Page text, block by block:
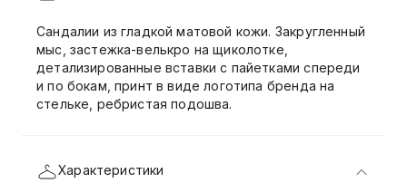
Сандалии из гладкой матовой кожи. Закругленный
мыс, застежка-велькро на щиколотке,
детализированные вставки с пайетками спереди
и по бокам, принт в виде логотипа бренда на
стельке, ребристая подошва.
Характеристики